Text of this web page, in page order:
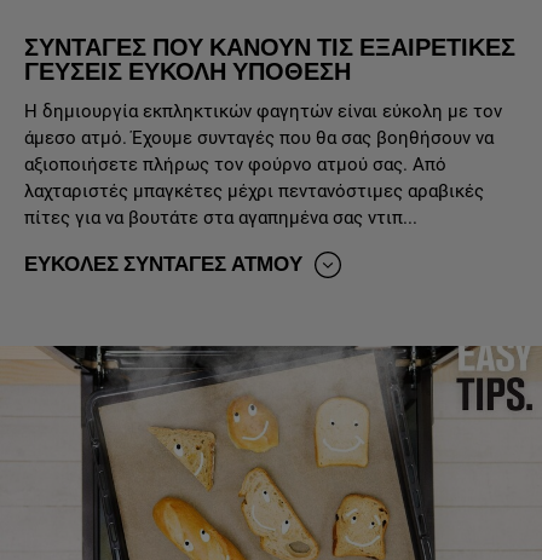
ΣΥΝΤΑΓΈΣ ΠΟΥ ΚΆΝΟΥΝ ΤΙΣ ΕΞΑΙΡΕΤΙΚΈΣ
ΓΕΎΣΕΙΣ ΕΎΚΟΛΗ ΥΠΌΘΕΣΗ
Η δημιουργία εκπληκτικών φαγητών είναι εύκολη με τον
άμεσο ατμό. Έχουμε συνταγές που θα σας βοηθήσουν να
αξιοποιήσετε πλήρως τον φούρνο ατμού σας. Από
λαχταριστές μπαγκέτες μέχρι πεντανόστιμες αραβικές
πίτες για να βουτάτε στα αγαπημένα σας ντιπ...
ΕΥΚΟΛΕΣ ΣΥΝΤΑΓΕΣ ΑΤΜΟΥ